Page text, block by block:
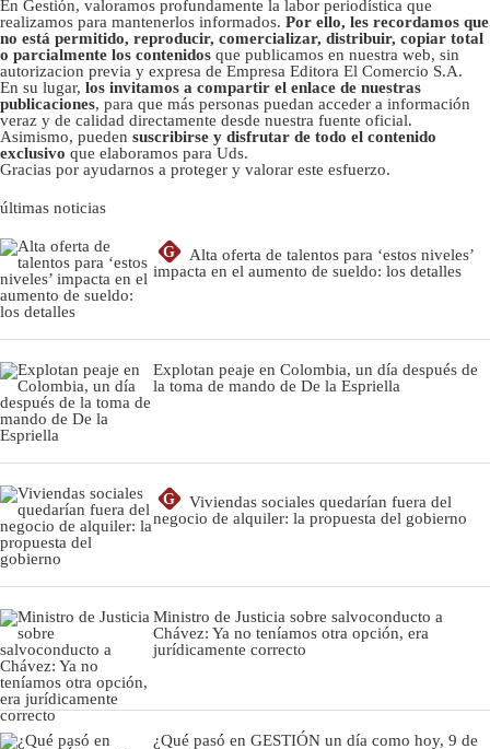
En Gestión, valoramos profundamente la labor periodística que
realizamos para mantenerlos informados. Por ello, les recordamos que
no está permitido, reproducir, comercializar, distribuir, copiar total
o parcialmente los contenidos que publicamos en nuestra web, sin
autorizacion previa y expresa de Empresa Editora El Comercio S.A.
En su lugar, los invitamos a compartir el enlace de nuestras
publicaciones, para que más personas puedan acceder a información
veraz y de calidad directamente desde nuestra fuente oficial.
Asimismo, pueden suscribirse y disfrutar de todo el contenido
exclusivo que elaboramos para Uds.
Gracias por ayudarnos a proteger y valorar este esfuerzo.
últimas noticias
G
Alta oferta de talentos para ‘estos niveles’
impacta en el aumento de sueldo: los detalles
Explotan peaje en Colombia, un día después de
la toma de mando de De la Espriella
G
Viviendas sociales quedarían fuera del
negocio de alquiler: la propuesta del gobierno
Ministro de Justicia sobre salvoconducto a
Chávez: Ya no teníamos otra opción, era
jurídicamente correcto
¿Qué pasó en GESTIÓN un día como hoy, 9 de